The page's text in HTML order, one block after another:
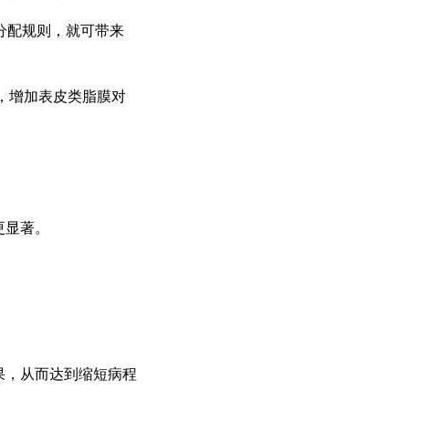
规则，就可带来
加表皮类脂膜对
著。
从而达到缩短病程